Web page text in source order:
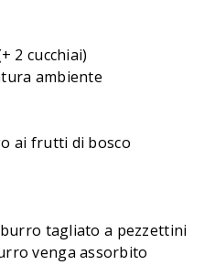
2 cucchiai)
ambiente
ai frutti di bosco
tagliato a pezzettini
venga assorbito